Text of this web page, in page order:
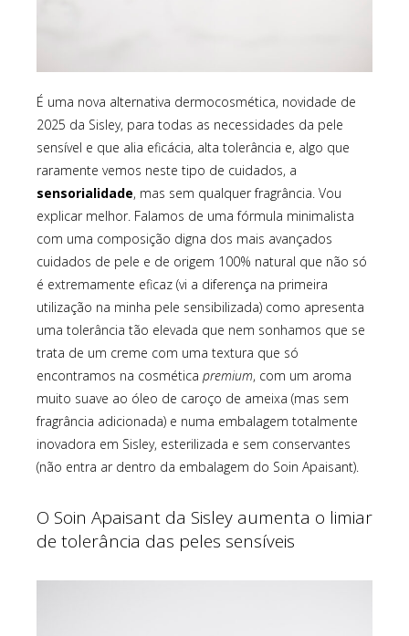
É uma nova alternativa dermocosmética, novidade de
2025 da Sisley, para todas as necessidades da pele
sensível e que alia eficácia, alta tolerância e, algo que
raramente vemos neste tipo de cuidados, a
sensorialidade, mas sem qualquer fragrância. Vou
explicar melhor. Falamos de uma fórmula minimalista
com uma composição digna dos mais avançados
cuidados de pele e de origem 100% natural que não só
é extremamente eficaz (vi a diferença na primeira
utilização na minha pele sensibilizada) como apresenta
uma tolerância tão elevada que nem sonhamos que se
trata de um creme com uma textura que só
encontramos na cosmética premium, com um aroma
muito suave ao óleo de caroço de ameixa (mas sem
fragrância adicionada) e numa embalagem totalmente
inovadora em Sisley, esterilizada e sem conservantes
(não entra ar dentro da embalagem do Soin Apaisant).
O Soin Apaisant da Sisley aumenta o limiar
de tolerância das peles sensíveis